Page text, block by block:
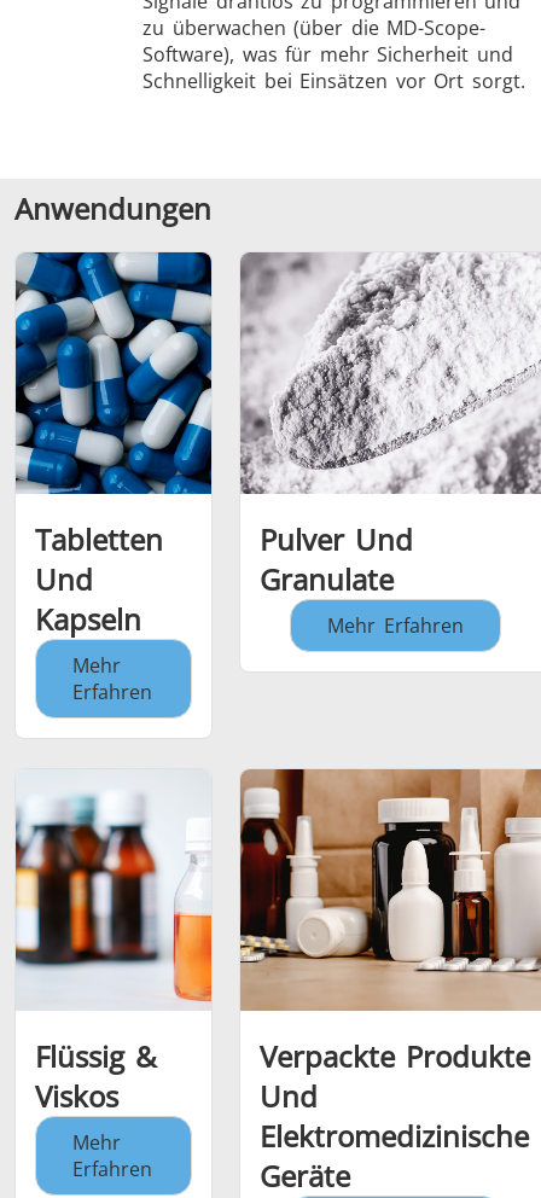
zu überwachen (über die MD-Scope-
Software), was für mehr Sicherheit und
Schnelligkeit bei Einsätzen vor Ort sorgt.
Anwendungen
Tabletten
Und
Kapseln
Mehr
Erfahren
Pulver Und
Granulate
Mehr Erfahren
Flüssig &
Viskos
Mehr
Erfahren
Verpackte Produkte
Und
Elektromedizinische
Geräte